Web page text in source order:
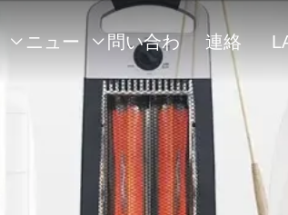
 ニュー  問い合わ
せ
連絡
先